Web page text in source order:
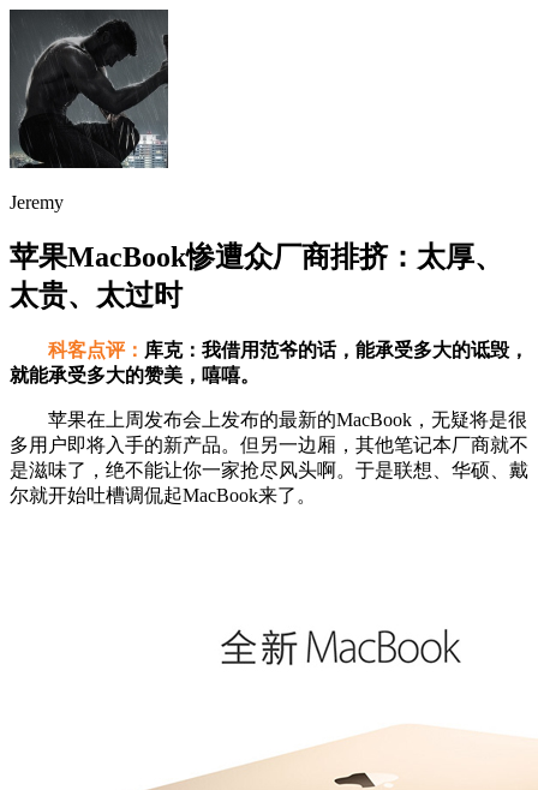
Jeremy
苹果MacBook惨遭众厂商排挤：太厚、
太贵、太过时
科客点评： 库克：我借用范爷的话，能承受多大的诋毁，
就能承受多大的赞美，嘻嘻。
苹果在上周发布会上发布的最新的MacBook，无疑将是很
多用户即将入手的新产品。但另一边厢，其他笔记本厂商就不
是滋味了，绝不能让你一家抢尽风头啊。于是联想、华硕、戴
尔就开始吐槽调侃起MacBook来了。